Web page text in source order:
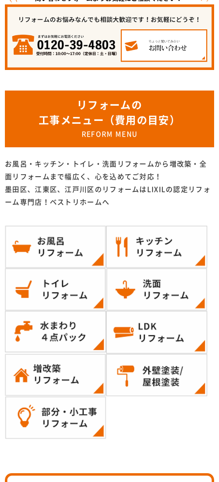
リフォームの
工事メニュー（費用の目安）
REFORM MENU
お風呂・キッチン・トイレ・洗面リフォームから増改築・全
面リフォームまで幅広く、心を込めてご対応！
墨田区、江東区、江戸川区のリフォームはLIXILの認定リフォ
ーム専門店！ベストリホームへ